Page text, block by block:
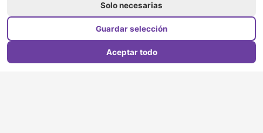
Solo necesarias
Guardar selección
Aceptar todo